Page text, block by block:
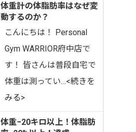
体重計の体脂肪率はなぜ変
動するのか？
こんにちは！ Personal
Gym WARRIOR府中店で
す！ 皆さんは普段自宅で
体重は測ってい…<続きを
みる>
体重−20キロ以上！体脂肪